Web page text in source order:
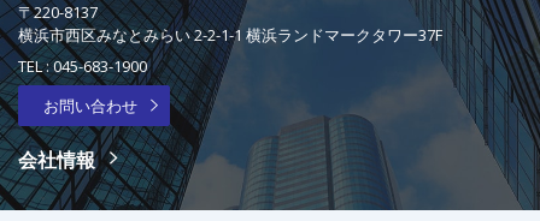
〒220-8137
横浜市西区みなとみらい 2-2-1-1 横浜ランドマークタワー37F
TEL :045-683-1900
お問い合わせ
会社情報